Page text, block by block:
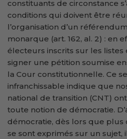
constituants de circonstance
conditions qui doivent être
l’organisation d’un
monarque (art. 162, al. 2) : en
électeurs inscrits sur les
signer une pétition soumise
la Cour constitutionnelle. Ce
infranchissable indique que
national de transition (CNT)
toute notion de démocratie.
démocratie, dès lors que plus
se sont exprimés sur un sujet,